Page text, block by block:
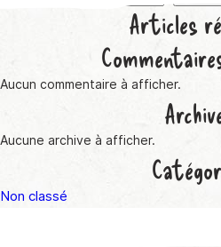
Articles
Aucun commentaire à afficher.
Aucune archive à afficher.
Non classé